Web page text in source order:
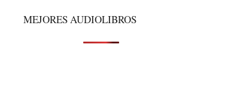
MEJORES AUDIOLIBROS